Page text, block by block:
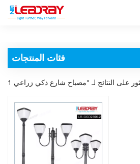
français
فئات المنتجات